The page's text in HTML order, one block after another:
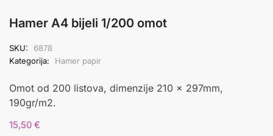
Hamer A4 bijeli 1/200 omot
SKU:
6878
Kategorija:
Hamer papir
Omot od 200 listova, dimenzije 210 x 297mm,
190gr/m2.
15,50 €